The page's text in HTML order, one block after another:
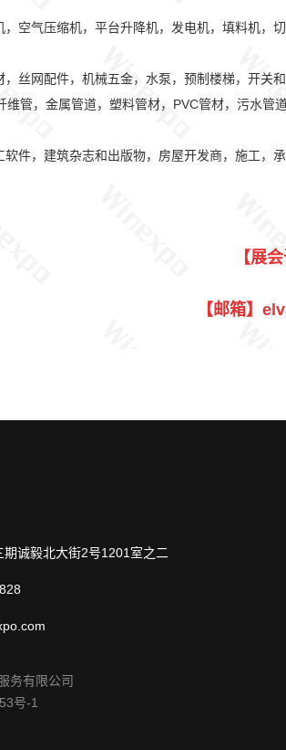
，空气压缩机，平台升降机，发电机，填料机，
，丝网配件，机械五金，水泵，预制楼梯，开关
管，金属管道，塑料管材，PVC管材，污水管
软件，建筑杂志和出版物，房屋开发商，施工，
【展
【邮箱】
诚毅北大街2号1201室之二
务有限公司
号-1